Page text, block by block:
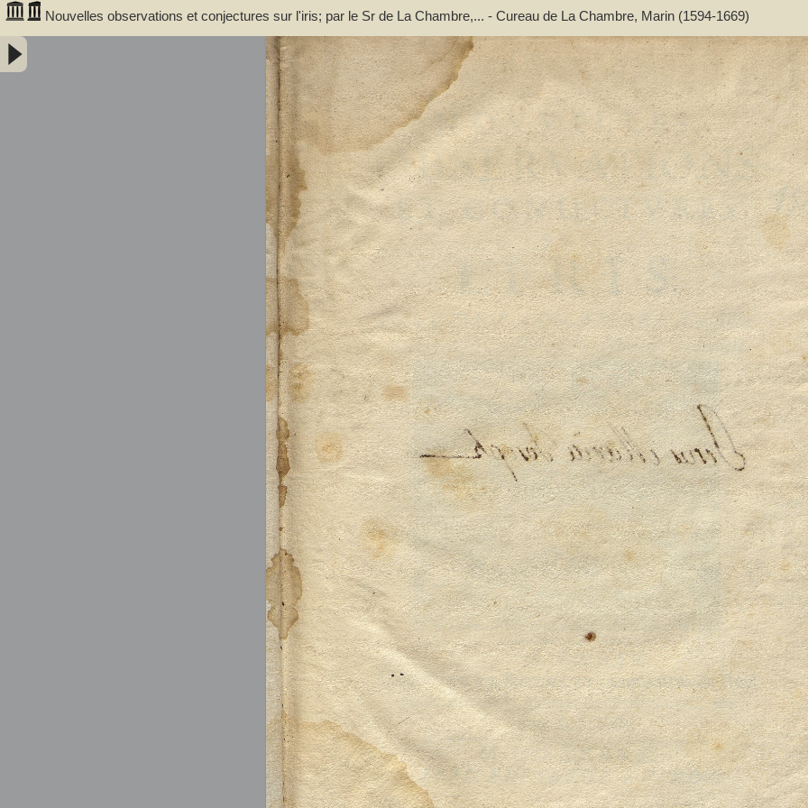
Nouvelles observations et conjectures sur l'iris; par le Sr de La Chambre,... - Cureau de La Chambre, Marin (1594-1669)